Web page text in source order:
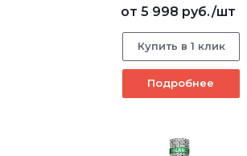
от 5 998 руб./шт
Купить в 1 клик
Подробнее